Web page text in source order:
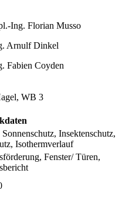
Ing. Florian Musso
Arnulf Dinkel
Fabien Coyden
WB 3
Insektenschutz,
Isothermverlauf
Fenster/ Türen,